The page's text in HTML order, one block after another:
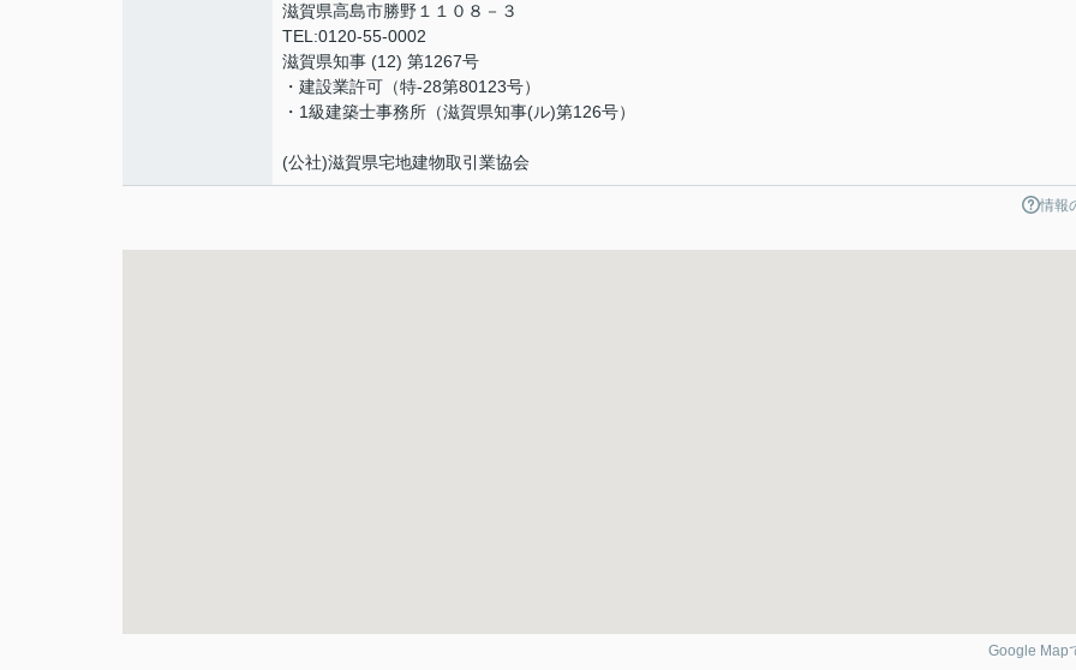
滋賀県高島市勝野１１０８－３
TEL:0120-55-0002
滋賀県知事 (12) 第1267号
・建設業許可（特‐28第80123号）
・1級建築士事務所（滋賀県知事(ル)第126号）
(公社)滋賀県宅地建物取引業協会
情報
Google Map